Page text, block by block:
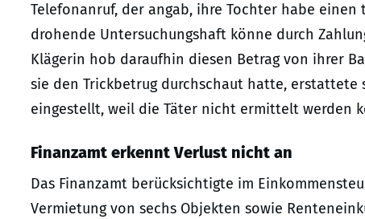
Telefonanruf, der angab, ihre Tochter habe
drohende Untersuchungshaft könne durch
Klägerin hob daraufhin diesen Betrag von ihrer
sie den Trickbetrug durchschaut hatte, erstattete
eingestellt, weil die Täter nicht ermittelt werden
Finanzamt erkennt Verlust nicht an
Das Finanzamt berücksichtigte im
Vermietung von sechs Objekten sowie